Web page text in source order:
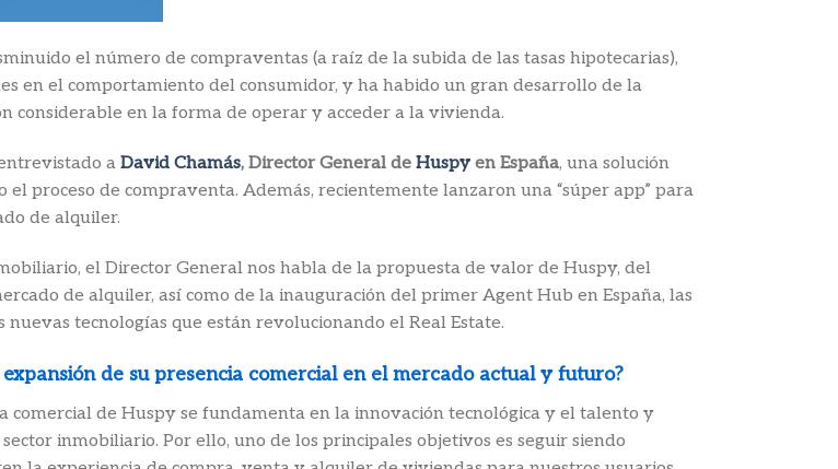
el número de compraventas (a raíz de la subida de las tasas hipotecarias),
en el comportamiento del consumidor, y ha habido un gran desarrollo de la
considerable en la forma de operar y acceder a la vivienda.
a David Chamás, Director General de Huspy en España, una solución
proceso de compraventa. Además, recientemente lanzaron una “súper app” para
de alquiler.
el Director General nos habla de la propuesta de valor de Huspy, del
de alquiler, así como de la inauguración del primer Agent Hub en España, las
tecnologías que están revolucionando el Real Estate.
de su presencia comercial en el mercado actual y futuro?
comercial de Huspy se fundamenta en la innovación tecnológica y el talento y
inmobiliario. Por ello, uno de los principales objetivos es seguir siendo